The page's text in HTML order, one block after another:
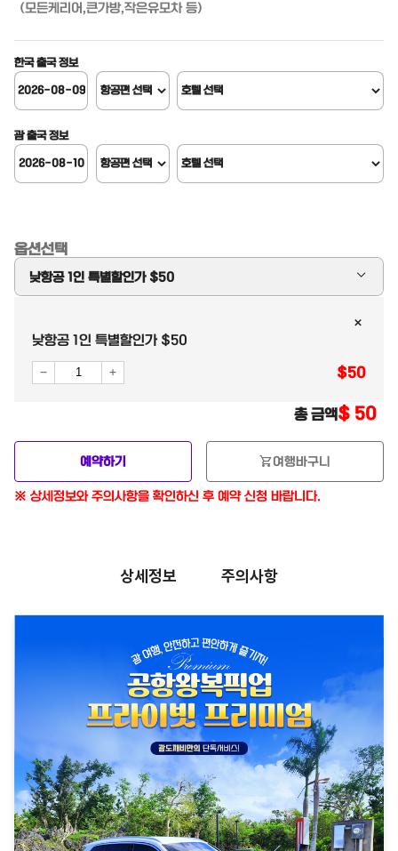
(모든케리어,큰가방,작은유모차 등)
한국 출국 정보
괌 출국 정보
옵션선택
낮항공 1인 특별할인가 $50
낮항공 1인 특별할인가 $50
$50
총 금액 $ 50
예약하기 shopping_cart 여행바구니
※ 상세정보와 주의사항을 확인하신 후 예약 신청 바랍니다.
상세정보 주의사항